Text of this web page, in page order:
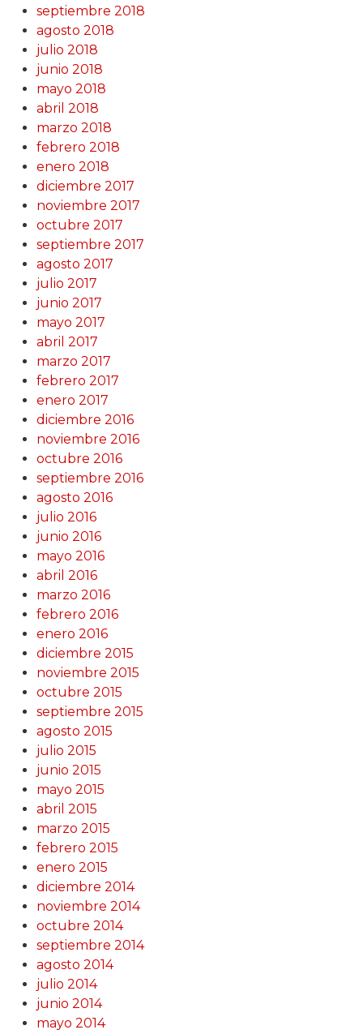
septiembre 2018
agosto 2018
julio 2018
junio 2018
mayo 2018
abril 2018
marzo 2018
febrero 2018
enero 2018
diciembre 2017
noviembre 2017
octubre 2017
septiembre 2017
agosto 2017
julio 2017
junio 2017
mayo 2017
abril 2017
marzo 2017
febrero 2017
enero 2017
diciembre 2016
noviembre 2016
octubre 2016
septiembre 2016
agosto 2016
julio 2016
junio 2016
mayo 2016
abril 2016
marzo 2016
febrero 2016
enero 2016
diciembre 2015
noviembre 2015
octubre 2015
septiembre 2015
agosto 2015
julio 2015
junio 2015
mayo 2015
abril 2015
marzo 2015
febrero 2015
enero 2015
diciembre 2014
noviembre 2014
octubre 2014
septiembre 2014
agosto 2014
julio 2014
junio 2014
mayo 2014